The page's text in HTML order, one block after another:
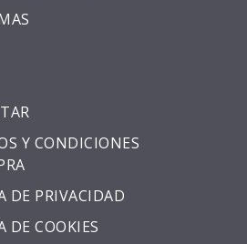
Y CONDICIONES
DE PRIVACIDAD
DE COOKIES